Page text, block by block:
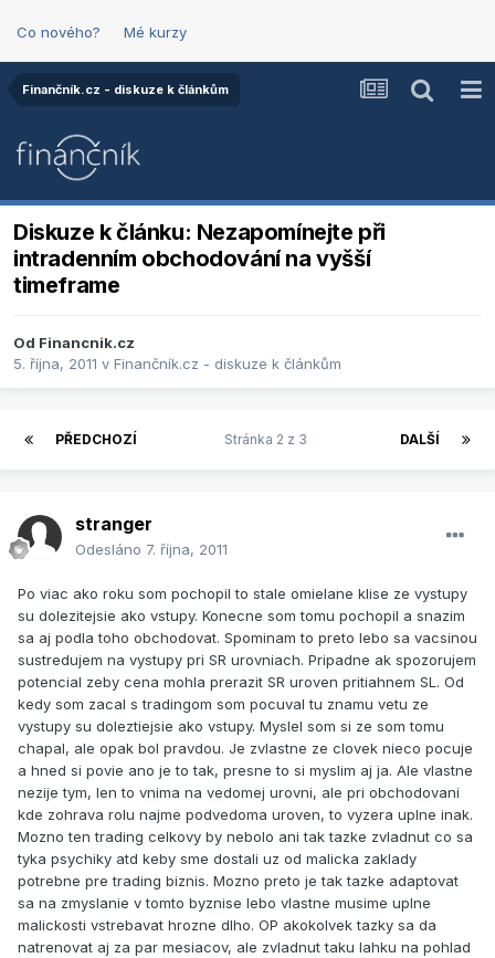
Co nového? Mé kurzy
Finančník.cz - diskuze k článkům
Diskuze k článku: Nezapomínejte při
intradenním obchodování na vyšší
timeframe
Od Financnik.cz
5. října, 2011 v Finančník.cz - diskuze k článkům
PŘEDCHOZÍ DALŠÍ
Stránka 2 z 3
stranger
Odesláno 7. října, 2011
Po viac ako roku som pochopil to stale omielane klise ze vystupy
su dolezitejsie ako vstupy. Konecne som tomu pochopil a snazim
sa aj podla toho obchodovat. Spominam to preto lebo sa vacsinou
sustredujem na vystupy pri SR urovniach. Pripadne ak spozorujem
potencial zeby cena mohla prerazit SR uroven pritiahnem SL. Od
kedy som zacal s tradingom som pocuval tu znamu vetu ze
vystupy su doleztiejsie ako vstupy. Myslel som si ze som tomu
chapal, ale opak bol pravdou. Je zvlastne ze clovek nieco pocuje
a hned si povie ano je to tak, presne to si myslim aj ja. Ale vlastne
nezije tym, len to vnima na vedomej urovni, ale pri obchodovani
kde zohrava rolu najme podvedoma uroven, to vyzera uplne inak.
Mozno ten trading celkovy by nebolo ani tak tazke zvladnut co sa
tyka psychiky atd keby sme dostali uz od malicka zaklady
potrebne pre trading biznis. Mozno preto je tak tazke adaptovat
sa na zmyslanie v tomto byznise lebo vlastne musime uplne
malickosti vstrebavat hrozne dlho. OP akokolvek tazky sa da
natrenovat aj za par mesiacov, ale zvladnut taku lahku na pohlad